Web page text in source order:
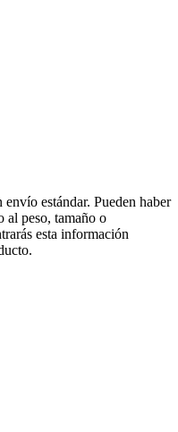
estándar. Pueden haber
al peso, tamaño o
esta información